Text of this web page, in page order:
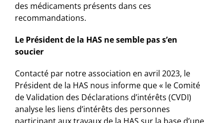
des médicaments présents dans ces
recommandations.
Le Président de la HAS ne semble pas s’en
soucier
Contacté par notre association en avril 2023, le
Président de la HAS nous informe que « le Comité
de Validation des Déclarations d’intérêts (CVDI)
analyse les liens d’intérêts des personnes